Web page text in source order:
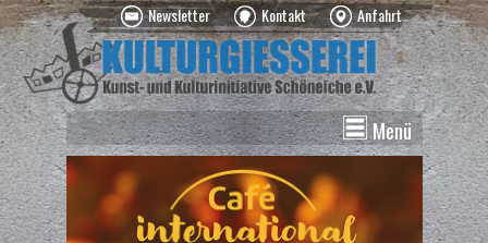
Newsletter Kontakt Anfahrt
Menü
News
Veranstaltungen
Kurse